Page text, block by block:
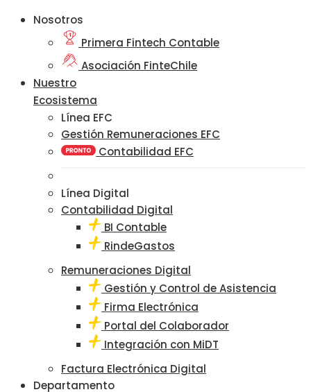
Nosotros
Primera Fintech Contable
Asociación FinteChile
Nuestro
Ecosistema
Línea EFC
Gestión Remuneraciones EFC
Contabilidad EFC
Línea Digital
Contabilidad Digital
BI Contable
RindeGastos
Remuneraciones Digital
Gestión y Control de Asistencia
Firma Electrónica
Portal del Colaborador
Integración con MiDT
Factura Electrónica Digital
Departamento